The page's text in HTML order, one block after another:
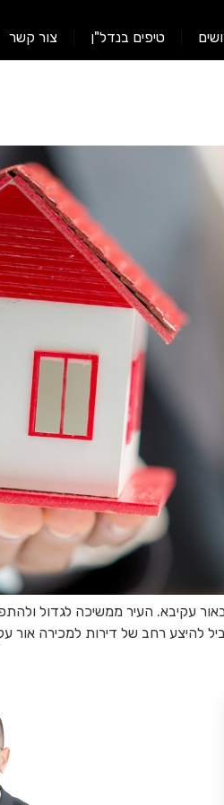
טיפים בנדל"ן צור קשר
עקיבא. העיר ממשיכה לגדול
להיצע רחב של דירות למכירה אור